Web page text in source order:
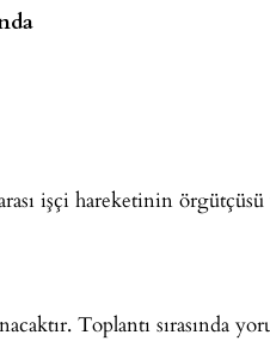
işçi hareketinin
Toplantı sırasında